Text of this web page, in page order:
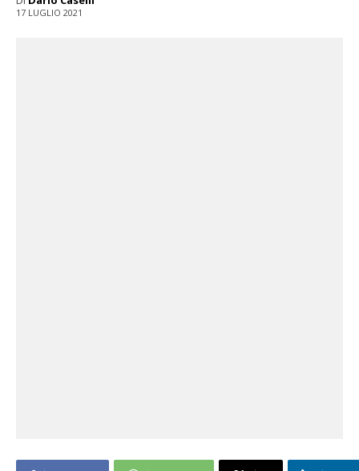
17 LUGLIO 2021